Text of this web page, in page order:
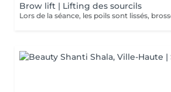
Brow lift | Lifting des sourcils